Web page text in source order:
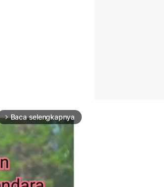
arrow_forward_ios Baca selengkapnya